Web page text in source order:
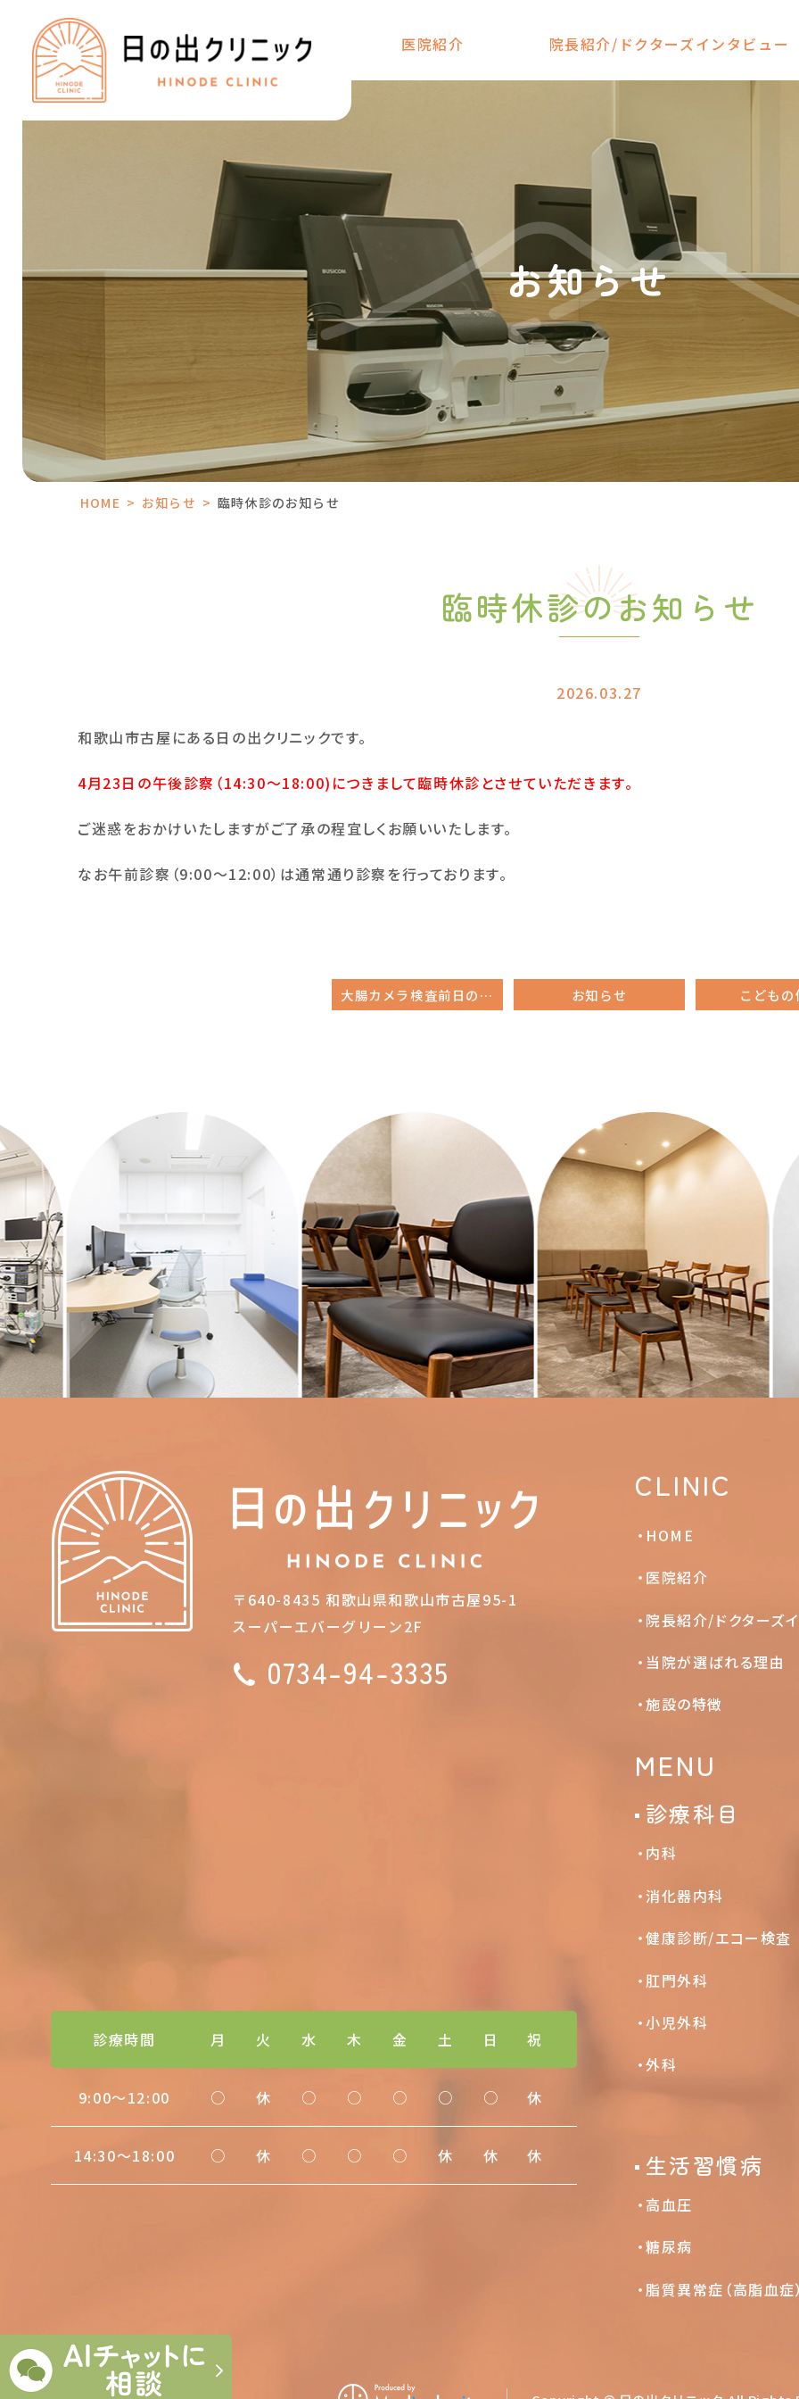
医院紹介 院長紹介/ドクターズインタビュー
お知らせ
HOME > お知らせ > 臨時休診のお知らせ
臨時休診のお知らせ
2026.03.27
和歌山市古屋にある日の出クリニックです。
4月23日の午後診察（14:30〜18:00)につきまして臨時休診とさせていただきます。
ご迷惑をおかけいたしますがご了承の程宜しくお願いいたします。
なお午前診察（9:00〜12:00）は通常通り診察を行っております。
大腸カメラ検査前日の注意点 お知らせ こども
〒640-8435 和歌山県和歌山市古屋95-1
スーパーエバーグリーン2F
0734-94-3335
診療時間 月 火 水 木 金 土 日 祝
9:00〜12:00 ○ 休 ○ ○ ○ ○ ○ 休
14:30〜18:00 ○ 休 ○ ○ ○ 休 休 休
CLINIC
HOME
医院紹介
院長紹介/ドクターズ
当院が選ばれる理由
施設の特徴
MENU
診療科目
内科
消化器内科
健康診断/エコー検査
肛門外科
小児外科
外科
生活習慣病
高血圧
糖尿病
脂質異常症（高脂血症